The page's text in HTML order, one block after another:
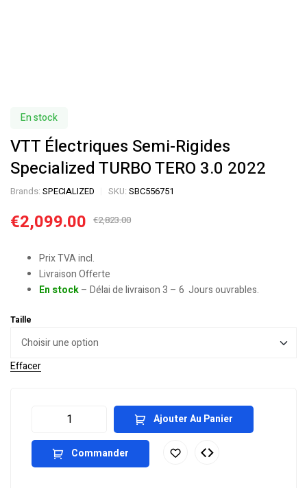
En stock
VTT Électriques Semi-Rigides
Specialized TURBO TERO 3.0 2022
Brands: SPECIALIZED SKU: SBC556751
€2,823.00
€2,099.00
Prix TVA incl.
Livraison Offerte
En stock– Délai de livraison 3 – 6 Jours ouvrables.
Taille
Effacer
Ajouter Au Panier
Commander